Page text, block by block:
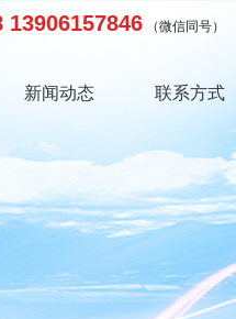
13906157846 （微信同号）
新闻动态 联系方式